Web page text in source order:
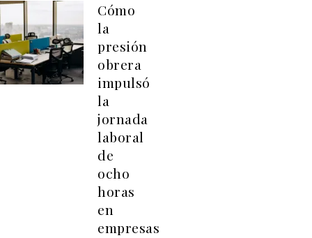
Cómo
la
presión
obrera
impulsó
la
jornada
laboral
de
ocho
horas
en
empresas